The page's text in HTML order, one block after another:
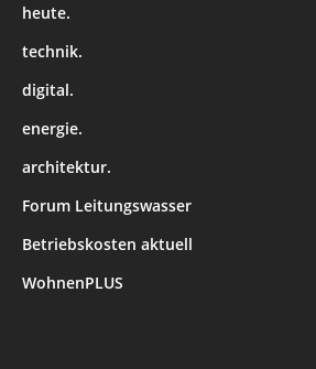
heute.
technik.
digital.
energie.
architektur.
Forum Leitungswasser
Betriebskosten aktuell
WohnenPLUS